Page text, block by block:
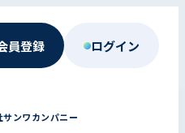
員登録 ログイン
サンワカンパニー